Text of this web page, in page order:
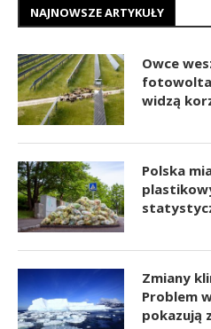
NAJNOWSZE ARTYKUŁY
Owce
widzą
Polska
Zmiany
Problem
pokazują